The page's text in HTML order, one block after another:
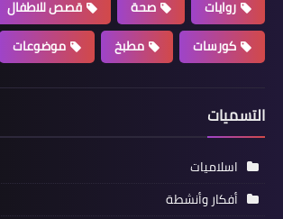
روايات
صحة
قصص للاطفال
كورسات
مطبخ موضوعات
التسميات
اسلاميات
أفكار وأنشطة